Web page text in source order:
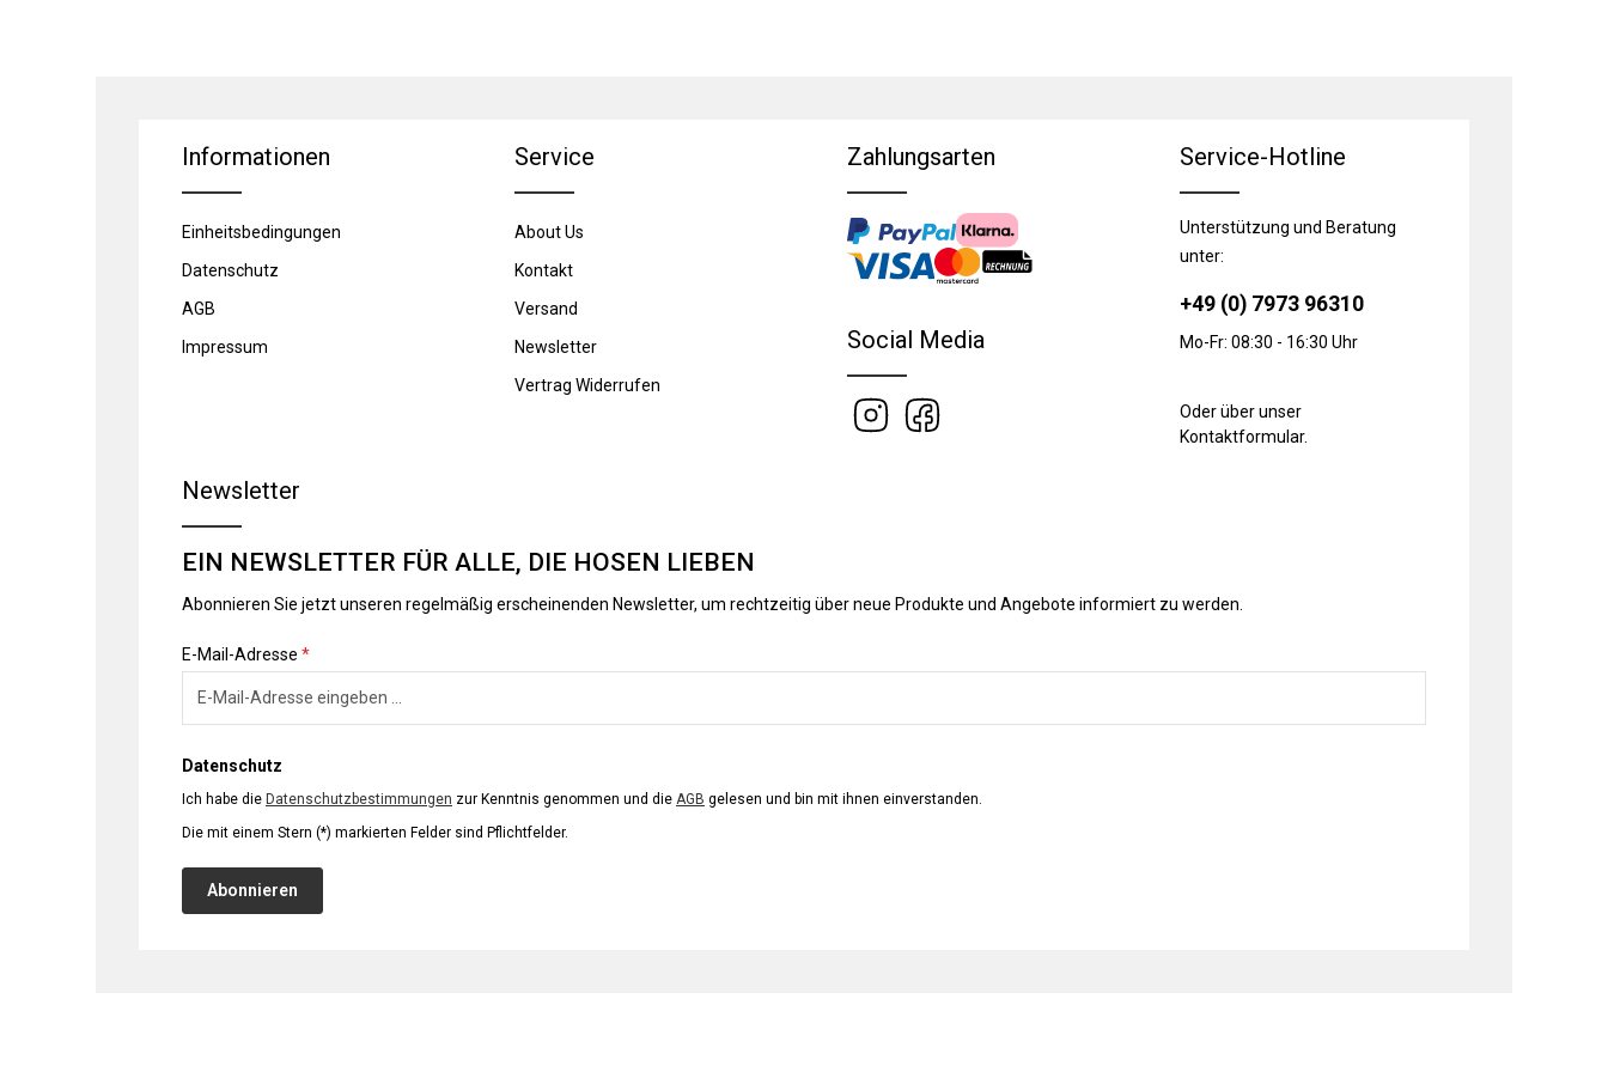
Informationen
Einheitsbedingungen
Datenschutz
AGB
Impressum
Service
About Us
Kontakt
Versand
Newsletter
Vertrag Widerrufen
Zahlungsarten
Social Media
Service-Hotline
Unterstützung und Beratung
unter:
+49 (0) 7973 96310
Mo-Fr: 08:30 - 16:30 Uhr
Oder über unser
Kontaktformular.
Newsletter
EIN NEWSLETTER FÜR ALLE, DIE HOSEN LIEBEN
Abonnieren Sie jetzt unseren regelmäßig erscheinenden Newsletter, um rechtzeitig über neue Produkte und Angebote informiert zu werden.
E-Mail-Adresse *
Datenschutz
Ich habe die Datenschutzbestimmungen zur Kenntnis genommen und die AGB gelesen und bin mit ihnen einverstanden.
Die mit einem Stern (*) markierten Felder sind Pflichtfelder.
Abonnieren